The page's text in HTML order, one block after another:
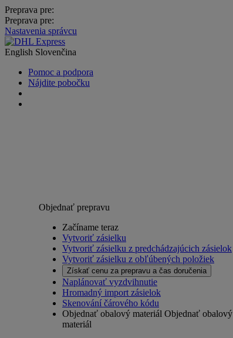
Preprava pre:
Preprava pre:
Nastavenia správcu
English Slovenčina
Pomoc a podpora
Nájdite pobočku
Objednať prepravu
Začíname teraz
Vytvoriť zásielku
Vytvoriť zásielku z predchádzajúcich zásielok
Vytvoriť zásielku z obľúbených položiek
Získať cenu za prepravu a čas doručenia
Naplánovať vyzdvihnutie
Hromadný import zásielok
Skenování čárového kódu
Objednať obalový materiál Objednať obalový
materiál